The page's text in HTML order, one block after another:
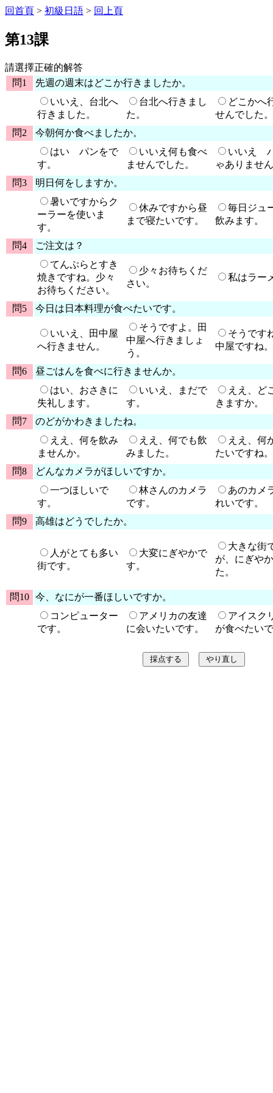
回首頁 > 初級日語 > 回上頁
第13課
請選擇正確的解答
問1
先週の週末はどこか行きましたか。
いいえ、台北へ
行きました。
台北へ行きまし
た。
どこかへ
せんでした。
問2
今朝何か食べましたか。
はい パンをで
す。
いいえ何も食べ
ませんでした。
いいえ
ゃありませ
問3
明日何をしますか。
暑いですからク
ーラーを使いま
す。
休みですから昼
まで寝たいです。
毎日ジュ
飲みます。
問4
ご注文は？
てんぷらとすき
焼きですね。少々
お待ちください。
少々お待ちくだ
さい。
私はラー
問5 今日は日本料理が食べたいです。
いいえ、田中屋
へ行きません。
そうですよ。田
中屋へ行きましょ
う。
そうです
中屋ですね。
問6
昼ごはんを食べに行きませんか。
はい、おさきに
失礼します。
いいえ、まだで
す。
ええ、ど
きますか。
問7
のどがかわきましたね。
ええ、何を飲み
ませんか。
ええ、何でも飲
みました。
ええ、何
たいですね。
問8
どんなカメラがほしいですか。
一つほしいで
す。
林さんのカメラ
です。
あのカメ
れいです。
問9
高雄はどうでしたか。
人がとても多い
街です。
大変にぎやかで
す。
大きな街
が、にぎや
た。
問10 今、なにが一番ほしいですか。
コンピューター
です。
アメリカの友達
に会いたいです。
アイスク
が食べたい